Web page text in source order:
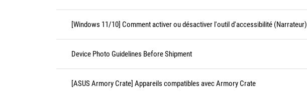
[Windows 11/10] Comment activer ou désactiver l'outil d'accessibilité (Narrateur)
Device Photo Guidelines Before Shipment
[ASUS Armory Crate] Appareils compatibles avec Armory Crate